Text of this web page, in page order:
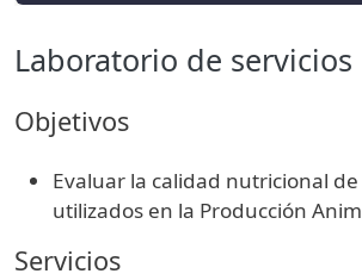
Laboratorio de servicios
Objetivos
Evaluar la calidad nutricional
utilizados en la Producción
Servicios